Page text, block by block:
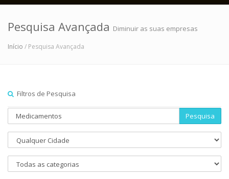
Pesquisa Avançada Diminuir as suas empresas
Início / Pesquisa Avançada
Filtros de Pesquisa
Pesquisa